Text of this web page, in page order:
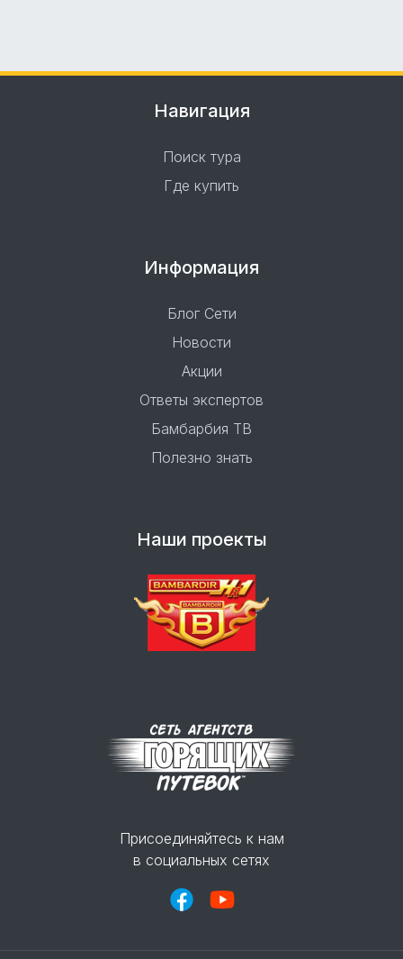
Навигация
Поиск тура
Где купить
Информация
Блог Сети
Новости
Акции
Ответы экспертов
Бамбарбия ТВ
Полезно знать
Наши проекты
Присоединяйтесь к нам
в социальных сетях